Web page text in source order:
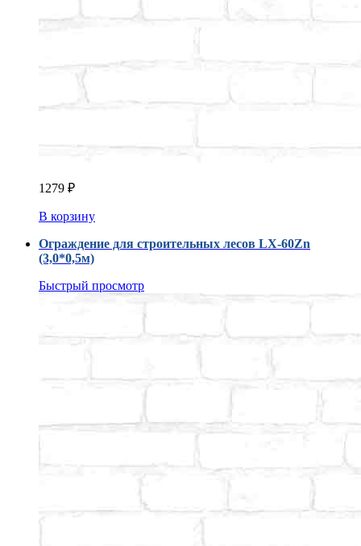
1279 ₽
В корзину
Ограждение для строительных лесов LX-60Zn
(3,0*0,5м)
Быстрый просмотр